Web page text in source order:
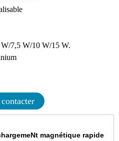
W/7,5 W/10 W/15 W.
magnétique rapide